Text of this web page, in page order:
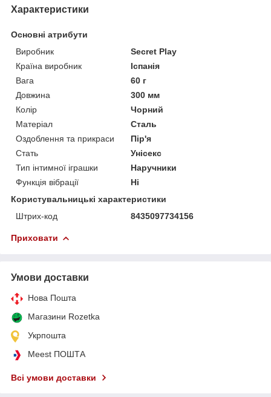
Характеристики
Основні атрибути
Виробник
Secret Play
Країна виробник
Іспанія
Вага
60 г
Довжина
300 мм
Колір
Чорний
Матеріал
Сталь
Оздоблення та прикраси
Пір'я
Стать
Унісекс
Тип інтимної іграшки
Наручники
Функція вібрації
Ні
Користувальницькі характеристики
Штрих-код
8435097734156
Приховати
Умови доставки
Нова Пошта
Магазини Rozetka
Укрпошта
Meest ПОШТА
Всі умови доставки